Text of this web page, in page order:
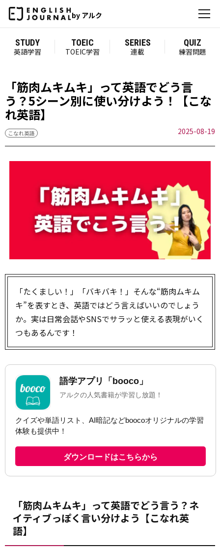
by アルク
STUDY
英語学習
TOEIC
TOEIC学習
SERIES
連載
QUIZ
練習問題
「筋肉ムキムキ」って英語でどう言
う？5シーン別に使い分けよう！【こな
れ英語】
こなれ英語 2025-08-19
「たくましい！」「バキバキ！」――そんな“筋肉ムキム
キ”を表すとき、英語ではどう言えばいいのでしょう
か。実は日常会話やSNSでサラッと使える表現がいく
つもあるんです！
「筋肉ムキムキ」って英語でどう言う？ネ
イティブっぽく言い分けよう【こなれ英
語】